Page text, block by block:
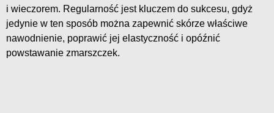
i wieczorem. Regularność jest kluczem do sukcesu, gdyż
jedynie w ten sposób można zapewnić skórze właściwe
nawodnienie, poprawić jej elastyczność i opóźnić
powstawanie zmarszczek.